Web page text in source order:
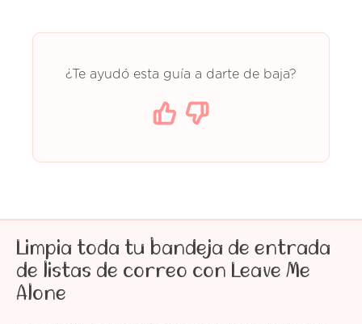
¿Te ayudó esta guía a darte de baja?
Limpia toda tu bandeja de entrada
de listas de correo con Leave Me
Alone